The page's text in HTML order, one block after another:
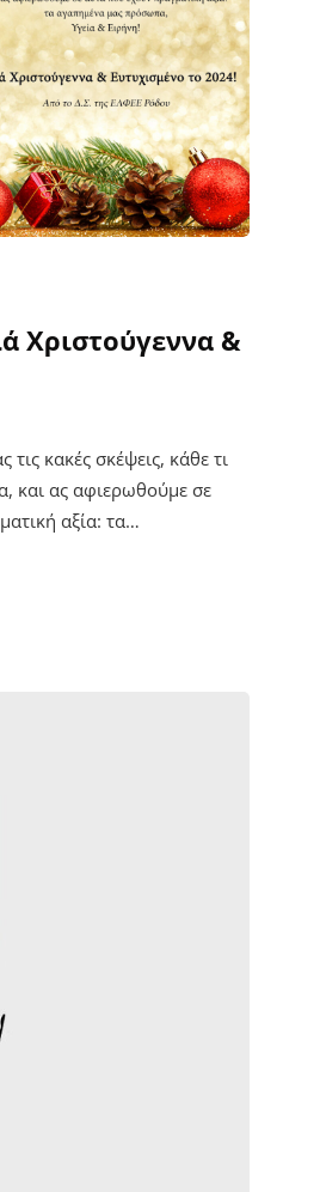
Χριστούγεννα &
κακές σκέψεις, κάθε τι
και ας αφιερωθούμε σε
αξία: τα…